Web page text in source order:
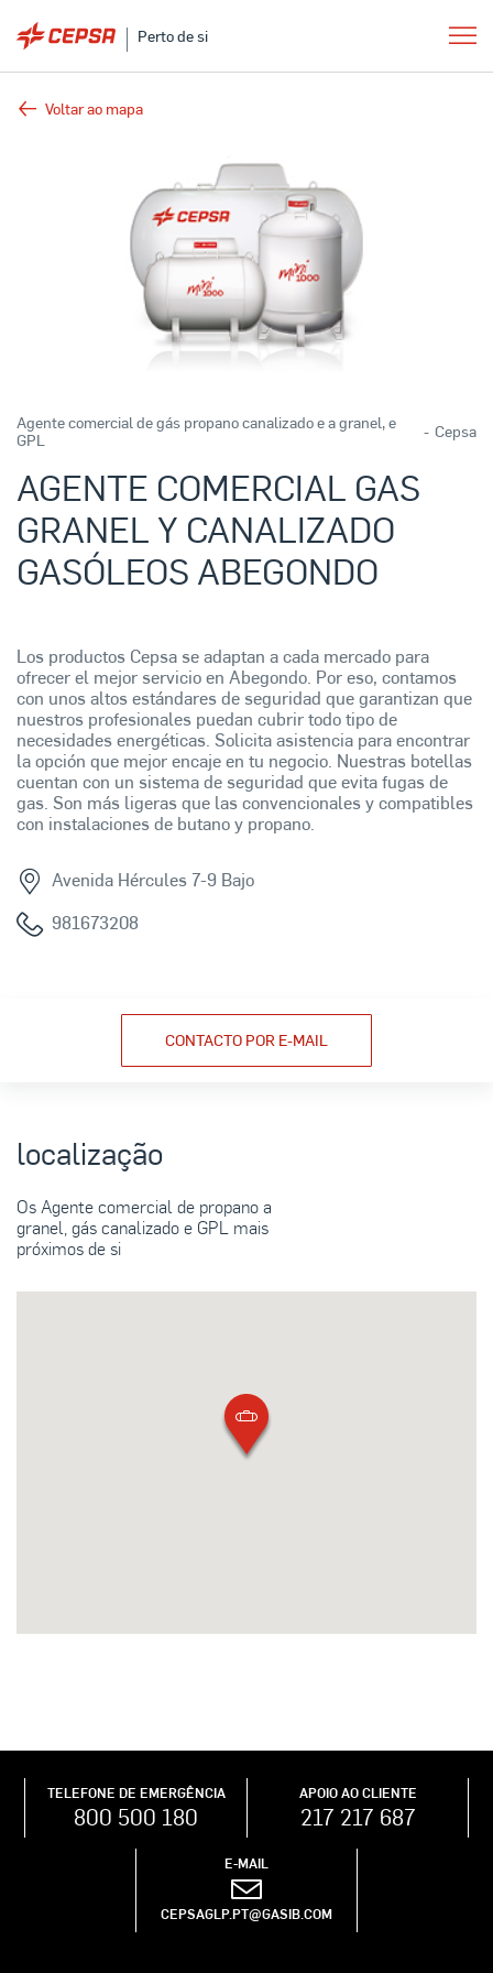
Perto de si
Voltar ao mapa
Agente comercial de gás propano canalizado e a granel, e
GPL
- Cepsa
AGENTE COMERCIAL GAS
GRANEL Y CANALIZADO
GASÓLEOS ABEGONDO
Los productos Cepsa se adaptan a cada mercado para
ofrecer el mejor servicio en Abegondo. Por eso, contamos
con unos altos estándares de seguridad que garantizan que
nuestros profesionales puedan cubrir todo tipo de
necesidades energéticas. Solicita asistencia para encontrar
la opción que mejor encaje en tu negocio. Nuestras botellas
cuentan con un sistema de seguridad que evita fugas de
gas. Son más ligeras que las convencionales y compatibles
con instalaciones de butano y propano.
Avenida Hércules 7-9 Bajo
981673208
CONTACTO POR E-MAIL
localização
Os Agente comercial de propano a
granel, gás canalizado e GPL mais
próximos de si
TELEFONE DE EMERGÊNCIA
800 500 180
E-MAIL
CEPSAGLP.PT@GASIB.COM
APOIO AO CLIENTE
217 217 687